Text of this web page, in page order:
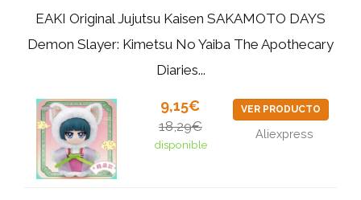
EAKI Original Jujutsu Kaisen SAKAMOTO DAYS
Demon Slayer: Kimetsu No Yaiba The Apothecary
Diaries...
9,15€
18,29€
disponible
VER PRODUCTO
Aliexpress